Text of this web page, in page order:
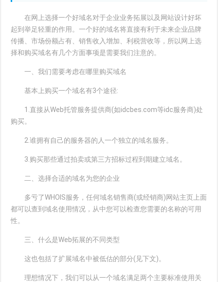
在网上选择一个好域名对于企业业务拓展以及网站设计好坏
起到举足轻重的作用。一个好的域名将直接有利于未来企业品牌
传播、市场份额占有、销售收入增加、利税营收等，所以网上选
择和购买域名有几个方面事项是需要我们注意的。
一、我们需要考虑在哪里购买域名
基本上购买一个域名有3个途径:
1.直接从Web托管服务提供商(如idcbes.com等idc服务商)处
购买。
2.谁拥有自己的服务器的人一个独立的域名服务。
3.购买那些通过拍卖或第三方招标过程到期建立域名。
二、选择合适的域名为您的企业
多亏了WHOIS服务，任何域名销售商(或经销商)网站主页上面
都可以查到域名使用情况，从中您可以检查您需要的名称的可用
性。
三、什么是Web拓展的不同类型
这也包括了扩展域名中被低估的部分(见下文)。
理想情况下，我们可以从一个域名满足两个主要标准使用关